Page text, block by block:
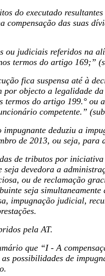
do executado
das suas
ou judiciais referidos na
termos do artigo 169;”
fica suspensa até à
objecto a legalidade
do artigo 199.°
competente.”
deduziu a
de 2013, ou seja,
de tributos por
devedora a
ou de reclamação
seja
impugnação judicial,
pela AT.
que “I - A
possibilidades de